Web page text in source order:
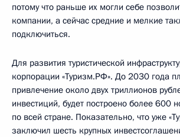
потому что раньше их могли себе
компании, а сейчас средние и мелкие
подключиться.
Для развития туристической
корпорации «Туризм.РФ». До 2030 года
привлечение около двух триллионов
инвестиций, будет построено более 600
по всей стране. Показательно, что уже
заключил шесть крупных